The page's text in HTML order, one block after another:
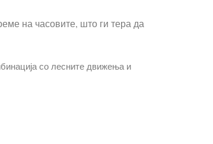
на часовите, што ги тера да
со лесните движења и